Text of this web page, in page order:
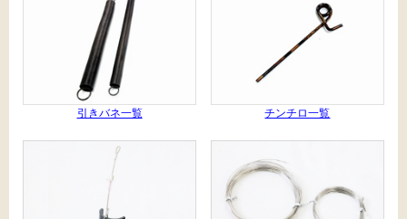
引きバネ一覧 チンチロ一覧